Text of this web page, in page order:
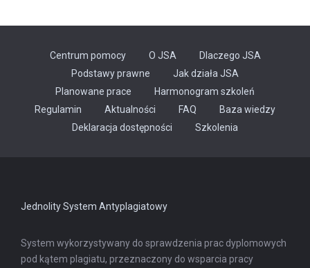
Centrum pomocy O JSA
Dlaczego JSA
Podstawy prawne
Jak działa JSA
Planowane prace
Harmonogram szkoleń
Regulamin
Aktualności FAQ
Baza wiedzy
Deklaracja dostępności
Szkolenia
Jednolity System Antyplagiatowy
System wykorzystywany do sprawdzenia prac dyplomowych
pod kątem plagiatu, przeznaczony do wsparcia pracy